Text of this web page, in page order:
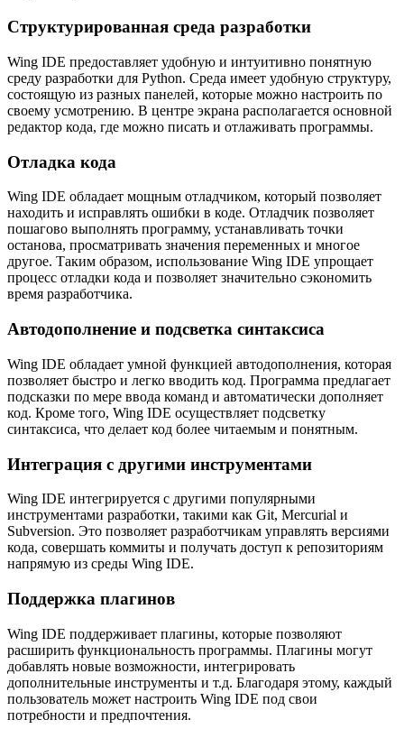
Структурированная среда разработки
Wing IDE предоставляет удобную и интуитивно понятную
среду разработки для Python. Среда имеет удобную структуру,
состоящую из разных панелей, которые можно настроить по
своему усмотрению. В центре экрана располагается основной
редактор кода, где можно писать и отлаживать программы.
Отладка кода
Wing IDE обладает мощным отладчиком, который позволяет
находить и исправлять ошибки в коде. Отладчик позволяет
пошагово выполнять программу, устанавливать точки
останова, просматривать значения переменных и многое
другое. Таким образом, использование Wing IDE упрощает
процесс отладки кода и позволяет значительно сэкономить
время разработчика.
Автодополнение и подсветка синтаксиса
Wing IDE обладает умной функцией автодополнения, которая
позволяет быстро и легко вводить код. Программа предлагает
подсказки по мере ввода команд и автоматически дополняет
код. Кроме того, Wing IDE осуществляет подсветку
синтаксиса, что делает код более читаемым и понятным.
Интеграция с другими инструментами
Wing IDE интегрируется с другими популярными
инструментами разработки, такими как Git, Mercurial и
Subversion. Это позволяет разработчикам управлять версиями
кода, совершать коммиты и получать доступ к репозиториям
напрямую из среды Wing IDE.
Поддержка плагинов
Wing IDE поддерживает плагины, которые позволяют
расширить функциональность программы. Плагины могут
добавлять новые возможности, интегрировать
дополнительные инструменты и т.д. Благодаря этому, каждый
пользователь может настроить Wing IDE под свои
потребности и предпочтения.